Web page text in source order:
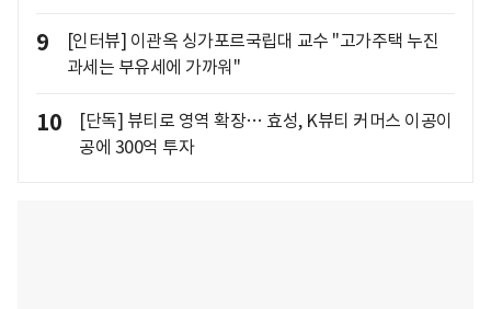
9
[인터뷰] 이관옥 싱가포르국립대 교수 "고가주택 누진
과세는 부유세에 가까워"
10
[단독] 뷰티로 영역 확장… 효성, K뷰티 커머스 이공이
공에 300억 투자